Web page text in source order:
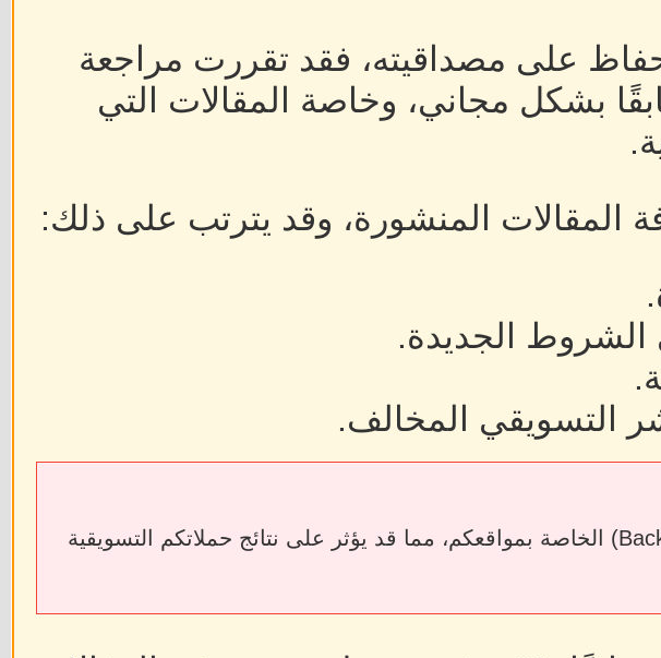
على مصداقيته، فقد تقررت مراجعة
بشكل مجاني، وخاصة المقالات التي
المقالات المنشورة، وقد يترتب على ذلك:
الشروط الجديدة.
التسويقي المخالف.
قد يؤدي حذف المقالات أو إزالة الروابط الخارجية إلى فقدان الروابط الخلفية (Backlinks) الخاصة بمواقعكم، مما قد يؤثر على نتائج حملاتكم التسويقية